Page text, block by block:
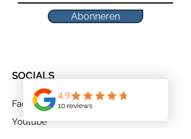
Abonneren
SOCIALS
Facebook
Youtube